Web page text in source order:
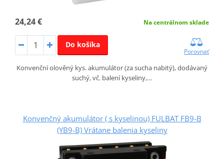
24,24 € Na centrálnom sklade
Do košíka
Porovnať
Konvenční olověný kys. akumulátor (za sucha nabitý), dodávaný
suchý, vč. balení kyseliny,…
Konvenčný akumulátor ( s kyselinou) FULBAT FB9-B
(YB9-B) Vrátane balenia kyseliny